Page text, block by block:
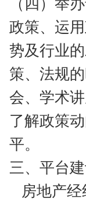
（四）举
政策、运
势及行业
策、法规
会、学术
了解政策
平。
三、平台
房地产经